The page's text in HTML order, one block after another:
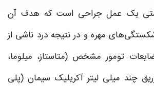
یک عمل جراحی است که هدف آن
مهره و در نتیجه درد ناشی از
تومور مشخص (متاستاز، میلوما،
چند میلی لیتر آکریلیک سیمان (پلی